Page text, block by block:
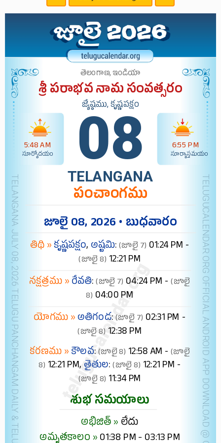
TELANGANA JULY 08, 2026 TELUGU PANCHANGAM DAILY & TELUGU FESTIVALS (IST) TELUGUCALENDAR.ORG OFFICIAL ANDROID APP
తెలంగాణ, ఇండియా
శ్రీ పరాభవ నామ సంవత్సరం
జ్యేష్ఠము, కృష్ణపక్షం
5:48 AM
సూర్యోదయం
6:55 PM
సూర్యాస్తమయం
08
TELANGANA
పంచాంగము
జూలై 08, 2026 • బుధవారం
తిథి » కృష్ణపక్షం, అష్టమి:(జూలై 7) 01:24 PM -
(జూలై 8) 12:21 PM
నక్షత్రము » రేవతి:(జూలై 7) 04:24 PM -(జూలై
8) 04:00 PM
యోగము » అతిగండ:(జూలై 7) 02:31 PM -
(జూలై 8) 12:38 PM
కరణము » కౌలవ:(జూలై 8) 12:58 AM -(జూలై
8) 12:21 PM, తైతుల:(జూలై 8) 12:21 PM -
(జూలై 8) 11:34 PM
శుభ సమయాలు
అభిజిత్ » లేదు
అమృతకాలం » 01:38 PM - 03:13 PM